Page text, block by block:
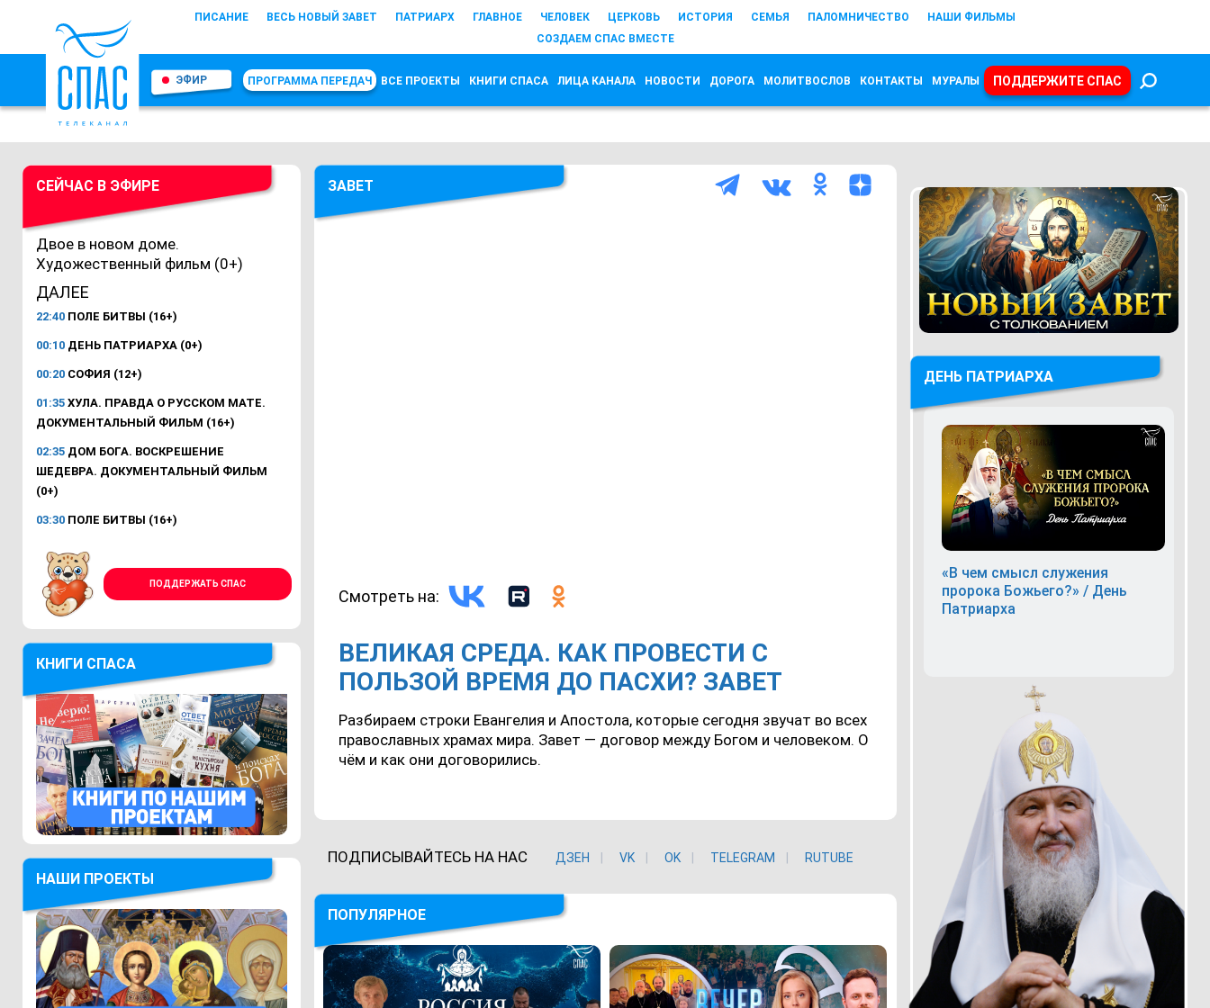
ПИСАНИЕ ВЕСЬ НОВЫЙ ЗАВЕТ ПАТРИАРХ ГЛАВНОЕ ЧЕЛОВЕК ЦЕРКОВЬ ИСТОРИЯ СЕМЬЯ ПАЛОМНИЧЕСТВО
НАШИ ФИЛЬМЫ
СОЗДАЕМ СПАС ВМЕСТЕ
ЭФИР ПРОГРАММА ПЕРЕДАЧ ВСЕ ПРОЕКТЫ КНИГИ СПАСА ЛИЦА КАНАЛА НОВОСТИ ДОРОГА МОЛИТВОСЛОВ КОНТАКТЫ МУРАЛЫ ПОДДЕРЖИТЕ СПАС
СЕЙЧАС В ЭФИРЕ
Двое в новом доме.
Художественный фильм (0+)
ДАЛЕЕ
22:40 ПОЛЕ БИТВЫ (16+)
00:10 ДЕНЬ ПАТРИАРХА (0+)
00:20 СОФИЯ (12+)
01:35 ХУЛА. ПРАВДА О РУССКОМ МАТЕ.
ДОКУМЕНТАЛЬНЫЙ ФИЛЬМ (16+)
02:35 ДОМ БОГА. ВОСКРЕШЕНИЕ
ШЕДЕВРА. ДОКУМЕНТАЛЬНЫЙ ФИЛЬМ
(0+)
03:30 ПОЛЕ БИТВЫ (16+)
ПОДДЕРЖАТЬ СПАС
КНИГИ СПАСА
НАШИ ПРОЕКТЫ
ЗАВЕТ
Смотреть на:
ВЕЛИКАЯ СРЕДА. КАК ПРОВЕСТИ С
ПОЛЬЗОЙ ВРЕМЯ ДО ПАСХИ? ЗАВЕТ
Разбираем строки Евангелия и Апостола, которые сегодня звучат во всех
православных храмах мира. Завет — договор между Богом и человеком. О
чём и как они договорились.
ПОДПИСЫВАЙТЕСЬ НА НАС ДЗЕН VK ОK TELEGRAM RUTUBE
ПОПУЛЯРНОЕ
ДЕНЬ ПАТРИАРХА
«В чем смысл служения
пророка Божьего?» / День
Патриарха